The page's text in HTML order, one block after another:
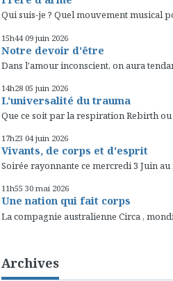
Qui suis-je ? Quel mouvement musical
15h44 09 juin 2026
Notre devoir d'être
Dans l'amour inconscient, on aura
14h28 05 juin 2026
L'universalité du trauma
Que ce soit par la respiration Rebirth ou
17h23 04 juin 2026
Vivants, de corps et d'esprit
Soirée rayonnante ce mercredi 3 Juin au
11h55 30 mai 2026
Une nation qui fait corps
La compagnie australienne Circa ,
Archives